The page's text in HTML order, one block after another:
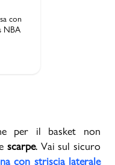
con
NBA
per il basket non
scarpe. Vai sul sicuro
con striscia laterale